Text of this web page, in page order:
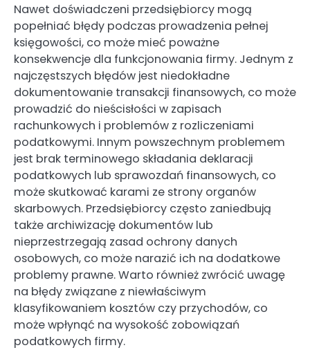
Nawet doświadczeni przedsiębiorcy mogą
popełniać błędy podczas prowadzenia pełnej
księgowości, co może mieć poważne
konsekwencje dla funkcjonowania firmy. Jednym z
najczęstszych błędów jest niedokładne
dokumentowanie transakcji finansowych, co może
prowadzić do nieścisłości w zapisach
rachunkowych i problemów z rozliczeniami
podatkowymi. Innym powszechnym problemem
jest brak terminowego składania deklaracji
podatkowych lub sprawozdań finansowych, co
może skutkować karami ze strony organów
skarbowych. Przedsiębiorcy często zaniedbują
także archiwizację dokumentów lub
nieprzestrzegają zasad ochrony danych
osobowych, co może narazić ich na dodatkowe
problemy prawne. Warto również zwrócić uwagę
na błędy związane z niewłaściwym
klasyfikowaniem kosztów czy przychodów, co
może wpłynąć na wysokość zobowiązań
podatkowych firmy.